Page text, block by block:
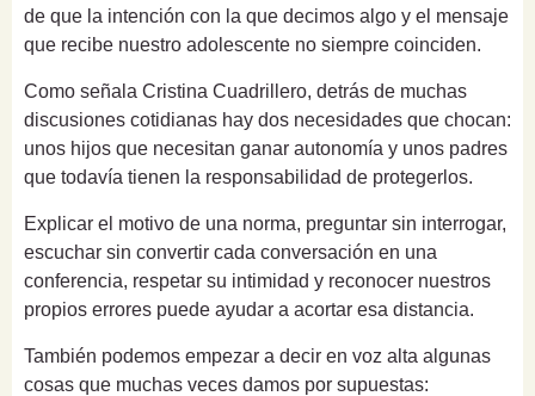
de que la intención con la que decimos algo y el mensaje
que recibe nuestro adolescente no siempre coinciden.
Como señala Cristina Cuadrillero, detrás de muchas
discusiones cotidianas hay dos necesidades que chocan:
unos hijos que necesitan ganar autonomía y unos padres
que todavía tienen la responsabilidad de protegerlos.
Explicar el motivo de una norma, preguntar sin interrogar,
escuchar sin convertir cada conversación en una
conferencia, respetar su intimidad y reconocer nuestros
propios errores puede ayudar a acortar esa distancia.
También podemos empezar a decir en voz alta algunas
cosas que muchas veces damos por supuestas: